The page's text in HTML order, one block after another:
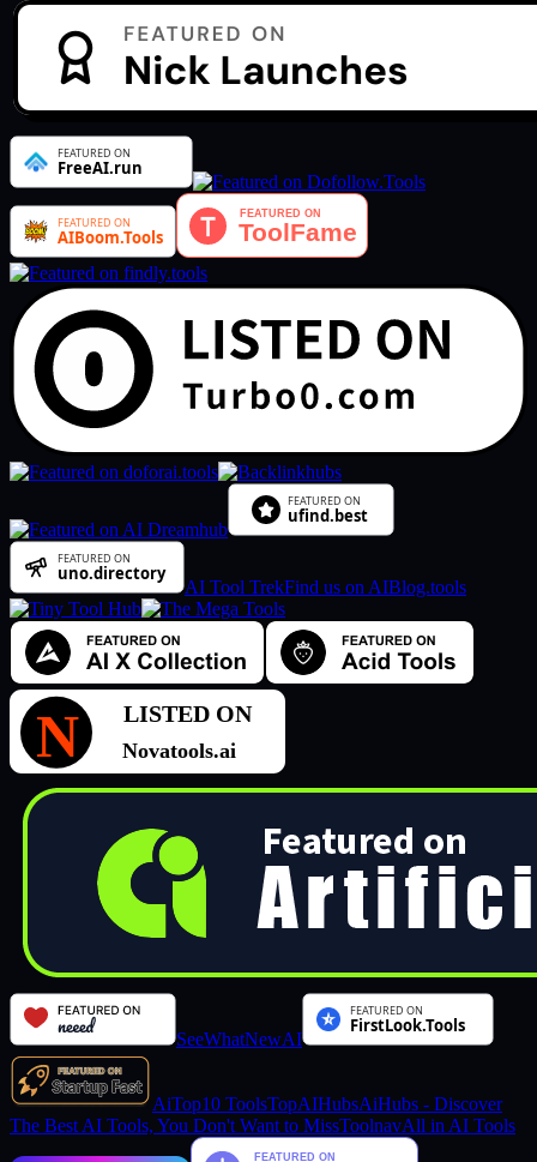
AI Tool TrekFind us on AIBlog.tools
SeeWhatNewAI
AiTop10 ToolsTopAIHubsAiHubs - Discover
The Best AI Tools, You Don't Want to MissToolnavAll in AI Tools